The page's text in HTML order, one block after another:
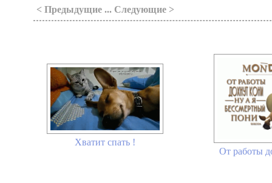
< Предыдущие ... Следующие >
Хватит спать !
От работы